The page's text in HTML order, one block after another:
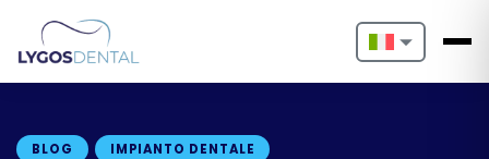
Nederlands
BLOG IMPIANTO DENTALE